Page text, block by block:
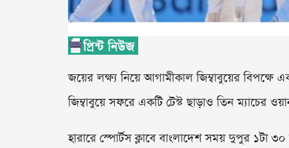
জয়ের লক্ষ্য নিয়ে আগামীকাল জিম্বাবুয়ের বিপক্ষে
জিম্বাবুয়ে সফরে একটি টেস্ট ছাড়াও তিন ম্যাচের
হারারে স্পোর্টস ক্লাবে বাংলাদেশ সময় দুপুর ১টা ৩০